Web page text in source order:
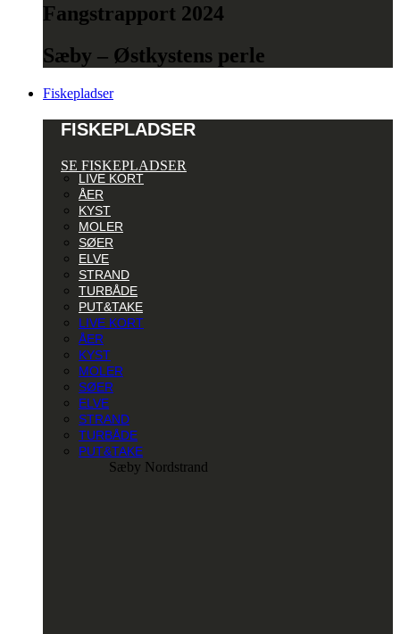
Fangstrapport 2024
Sæby – Østkystens perle
Fiskepladser
FISKEPLADSER
SE FISKEPLADSER
LIVE KORT
ÅER
KYST
MOLER
SØER
ELVE
STRAND
TURBÅDE
PUT&TAKE
LIVE KORT
ÅER
KYST
MOLER
SØER
ELVE
STRAND
TURBÅDE
PUT&TAKE
Sæby Nordstrand